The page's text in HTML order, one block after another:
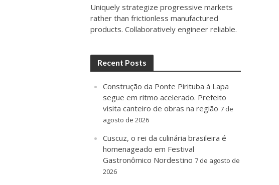
Uniquely strategize progressive markets
rather than frictionless manufactured
products. Collaboratively engineer reliable.
Recent Posts
Construção da Ponte Pirituba à Lapa
segue em ritmo acelerado. Prefeito
visita canteiro de obras na região 7 de
agosto de 2026
Cuscuz, o rei da culinária brasileira é
homenageado em Festival
Gastronômico Nordestino 7 de agosto de
2026